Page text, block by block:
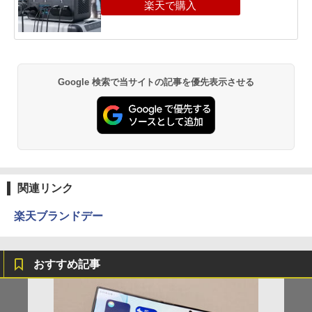
Google 検索で当サイトの記事を優先表示させる
関連リンク
楽天ブランドデー
おすすめ記事